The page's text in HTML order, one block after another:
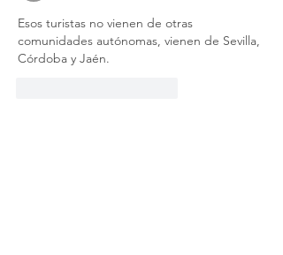
Esos turistas no vienen de otras
comunidades autónomas, vienen de Sevilla,
Córdoba y Jaén.